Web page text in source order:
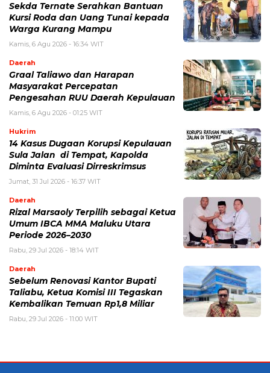
Sekda Ternate Serahkan Bantuan
Kursi Roda dan Uang Tunai kepada
Warga Kurang Mampu
Kamis, 6 Agu 2026 - 16:34 WIT
Daerah
Graal Taliawo dan Harapan
Masyarakat Percepatan
Pengesahan RUU Daerah Kepulauan
Kamis, 6 Agu 2026 - 01:25 WIT
Hukrim
14 Kasus Dugaan Korupsi Kepulauan
Sula Jalan di Tempat, Kapolda
Diminta Evaluasi Dirreskrimsus
Jumat, 31 Jul 2026 - 16:37 WIT
Daerah
Rizal Marsaoly Terpilih sebagai Ketua
Umum IBCA MMA Maluku Utara
Periode 2026–2030
Rabu, 29 Jul 2026 - 18:14 WIT
Daerah
Sebelum Renovasi Kantor Bupati
Taliabu, Ketua Komisi III Tegaskan
Kembalikan Temuan Rp1,8 Miliar
Rabu, 29 Jul 2026 - 11:00 WIT